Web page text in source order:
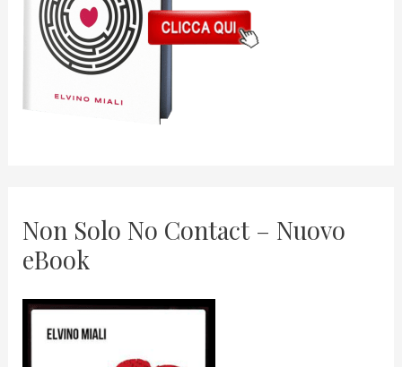
Non Solo No Contact – Nuovo
eBook